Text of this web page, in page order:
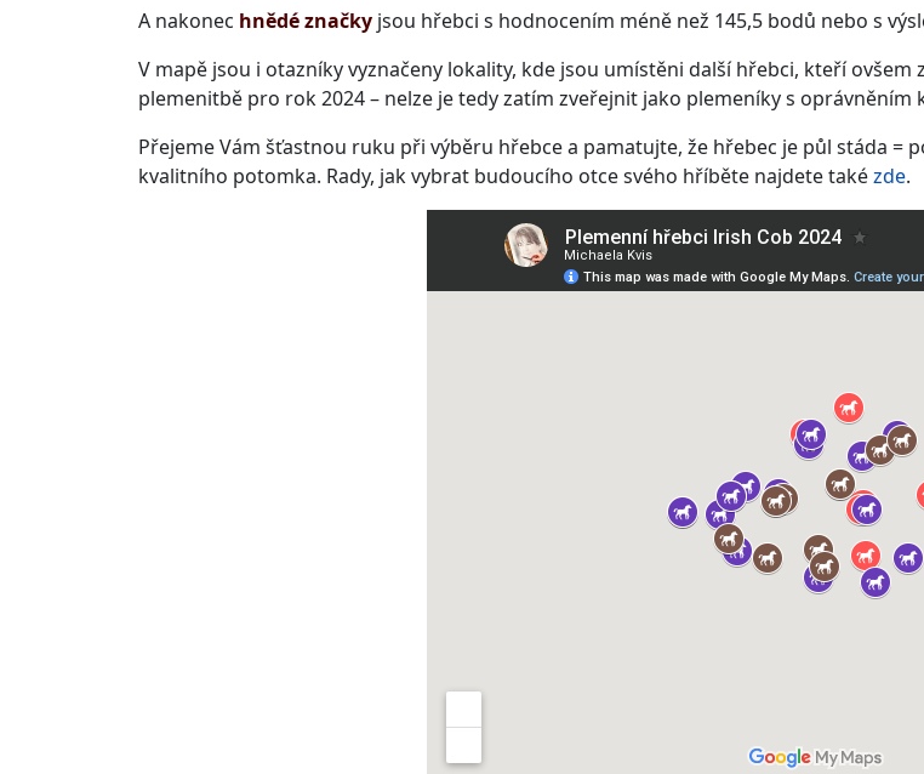
A nakonec hnědé značky jsou hřebci s hodnocením méně než 145,5 bodů nebo s
V mapě jsou i otazníky vyznačeny lokality, kde jsou umístěni další hřebci, kteří
plemenitbě pro rok 2024 – nelze je tedy zatím zveřejnit jako plemeníky s oprávněním
Přejeme Vám šťastnou ruku při výběru hřebce a pamatujte, že hřebec je půl stáda =
kvalitního potomka. Rady, jak vybrat budoucího otce svého hříběte najdete takézde.